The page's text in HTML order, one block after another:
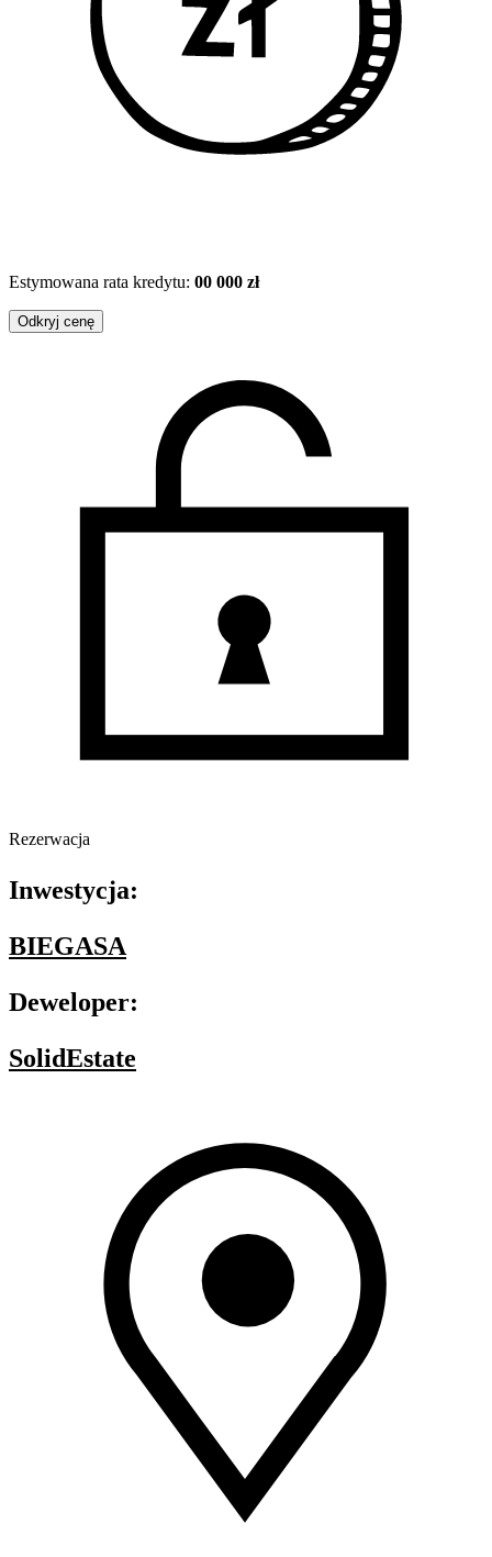
Estymowana rata kredytu: 00 000 zł
Odkryj cenę
Rezerwacja
Inwestycja:
BIEGASA
Deweloper:
SolidEstate